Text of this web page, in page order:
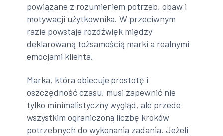
powiązane z rozumieniem potrzeb, obaw i
motywacji użytkownika. W przeciwnym
razie powstaje rozdźwięk między
deklarowaną tożsamością marki a realnymi
emocjami klienta.
Marka, która obiecuje prostotę i
oszczędność czasu, musi zapewnić nie
tylko minimalistyczny wygląd, ale przede
wszystkim ograniczoną liczbę kroków
potrzebnych do wykonania zadania. Jeżeli